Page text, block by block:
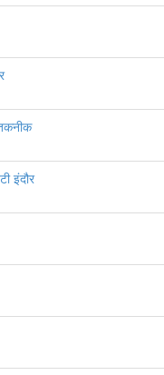
इंदौर